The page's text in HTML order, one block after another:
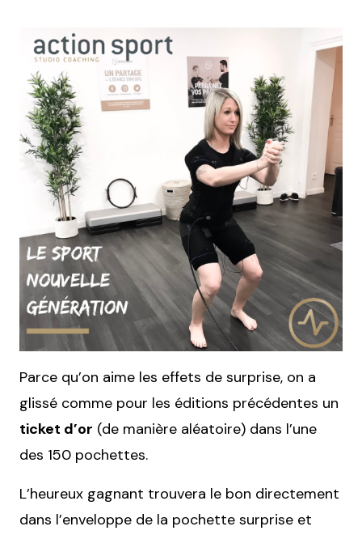
Parce qu’on aime les effets de surprise, on a
glissé comme pour les éditions précédentes un
ticket d’or (de manière aléatoire) dans l’une
des 150 pochettes.
L’heureux gagnant trouvera le bon directement
dans l’enveloppe de la pochette surprise et